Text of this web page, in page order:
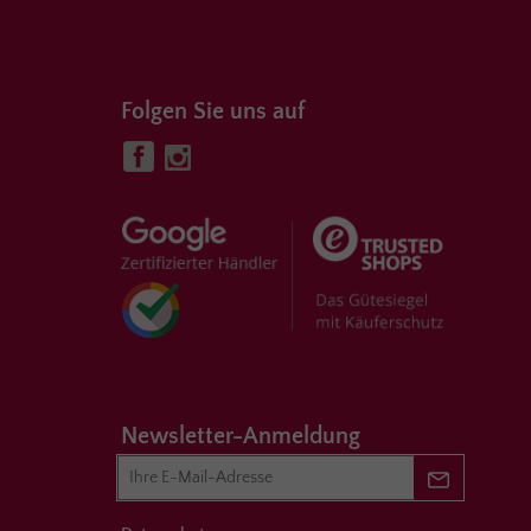
Folgen Sie uns auf
Newsletter-Anmeldung
Newsletter